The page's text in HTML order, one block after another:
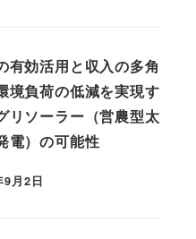
有効活用と収入の多角
境負荷の低減を実現す
リソーラー（営農型太
電）の可能性
9月2日